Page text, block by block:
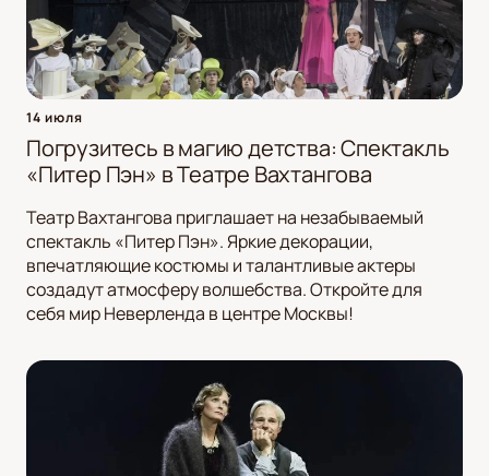
14 июля
Погрузитесь в магию детства: Спектакль
«Питер Пэн» в Театре Вахтангова
Театр Вахтангова приглашает на незабываемый
спектакль «Питер Пэн». Яркие декорации,
впечатляющие костюмы и талантливые актеры
создадут атмосферу волшебства. Откройте для
себя мир Неверленда в центре Москвы!